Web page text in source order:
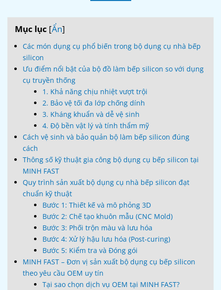
Mục lục [Ẩn]
Các món dụng cụ phổ biến trong bộ dụng cụ nhà bếp
silicon
Ưu điểm nổi bật của bộ đồ làm bếp silicon so với dụng
cụ truyền thống
1. Khả năng chịu nhiệt vượt trội
2. Bảo vệ tối đa lớp chống dính
3. Kháng khuẩn và dễ vệ sinh
4. Độ bền vật lý và tính thẩm mỹ
Cách vệ sinh và bảo quản bộ làm bếp silicon đúng
cách
Thông số kỹ thuật gia công bộ dụng cụ bếp silicon tại
MINH FAST
Quy trình sản xuất bộ dụng cụ nhà bếp silicon đạt
chuẩn kỹ thuật
Bước 1: Thiết kế và mô phỏng 3D
Bước 2: Chế tạo khuôn mẫu (CNC Mold)
Bước 3: Phối trộn màu và lưu hóa
Bước 4: Xử lý hậu lưu hóa (Post-curing)
Bước 5: Kiểm tra và Đóng gói
MINH FAST – Đơn vị sản xuất bộ dụng cụ bếp silicon
theo yêu cầu OEM uy tín
Tại sao chọn dịch vụ OEM tại MINH FAST?